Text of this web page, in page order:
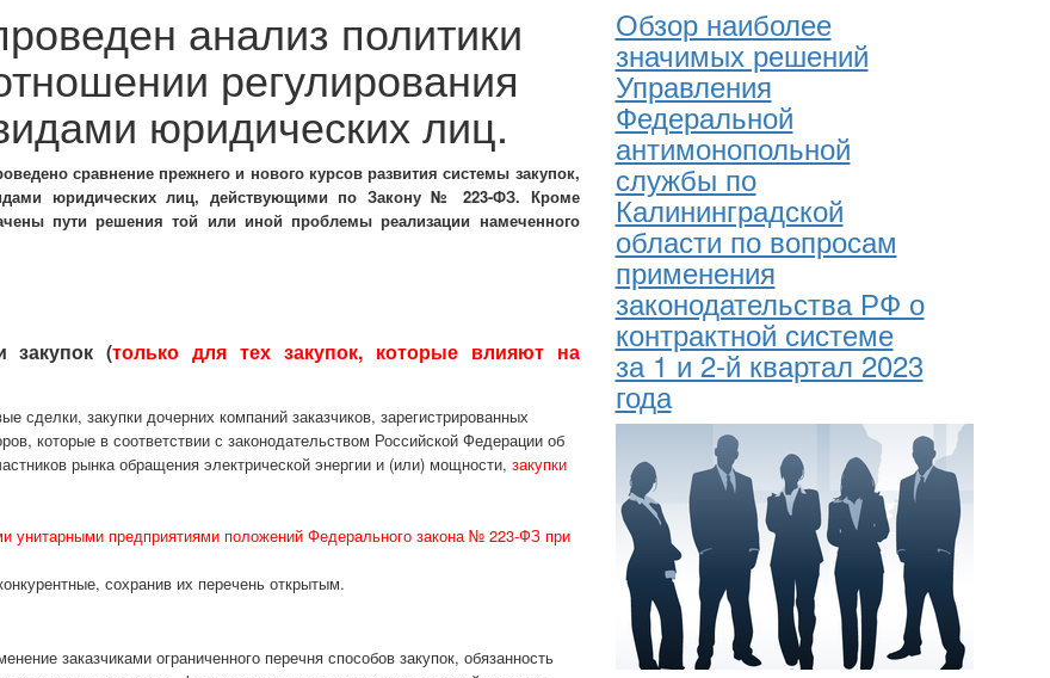
анализ политики
регулирования
юридических лиц.
сравнение прежнего и нового курсов развития системы закупок,
юридических лиц, действующими по Закону № 223-ФЗ. Кроме
пути решения той или иной проблемы реализации намеченного
закупок (только для тех закупок, которые влияют на
сделки, закупки дочерних компаний заказчиков, зарегистрированных
которые в соответствии с законодательством Российской Федерации об
рынка обращения электрической энергии и (или) мощности, закупки
унитарными предприятиями положений Федерального закона № 223-ФЗ при
сохранив их перечень открытым.
заказчиками ограниченного перечня способов закупок, обязанность
Обзор наиболее
значимых решений
Управления
Федеральной
антимонопольной
службы по
Калининградской
области по вопросам
применения
законодательства РФ о
контрактной системе
за 1 и 2-й квартал 2023
года